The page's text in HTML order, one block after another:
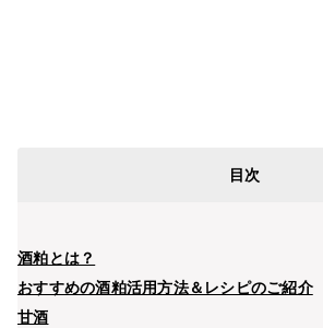
目次
酒粕とは？
おすすめの酒粕活用方法＆レシピのご紹介
甘酒